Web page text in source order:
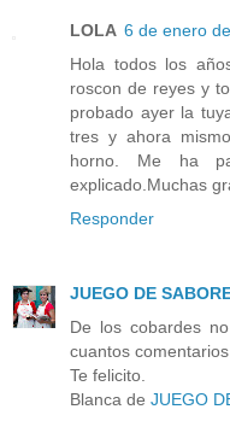
LOLA 6 de enero
Hola todos los
roscon de reyes y
probado ayer la
tres y ahora
horno. Me ha
explicado.Muchas
Responder
JUEGO DE
De los cobardes
cuantos
Te felicito.
Blanca de JUEGO